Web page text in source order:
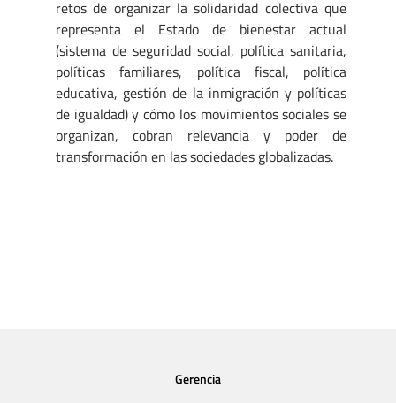
retos de organizar la solidaridad colectiva que
representa el Estado de bienestar actual
(sistema de seguridad social, política sanitaria,
políticas familiares, política fiscal, política
educativa, gestión de la inmigración y políticas
de igualdad) y cómo los movimientos sociales se
organizan, cobran relevancia y poder de
transformación en las sociedades globalizadas.
Gerencia